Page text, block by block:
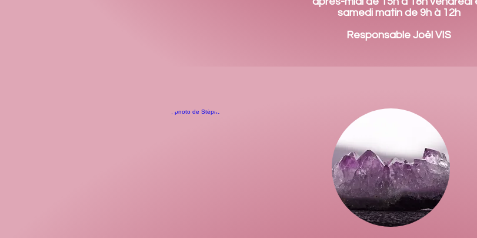
samedi matin de 9h à 12h
Responsable Joël VIS